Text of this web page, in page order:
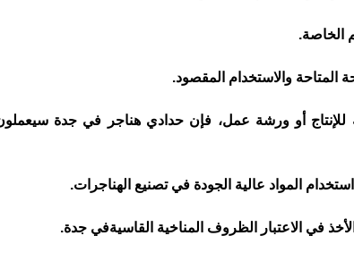
الخاصة.
والاستخدام المقصود.
للإنتاج أو ورشة عمل، فإن حدادي هناجر في جدة
المواد عالية الجودة في تصنيع الهناجرات.
في الاعتبار الظروف المناخية القاسيةفي جدة.